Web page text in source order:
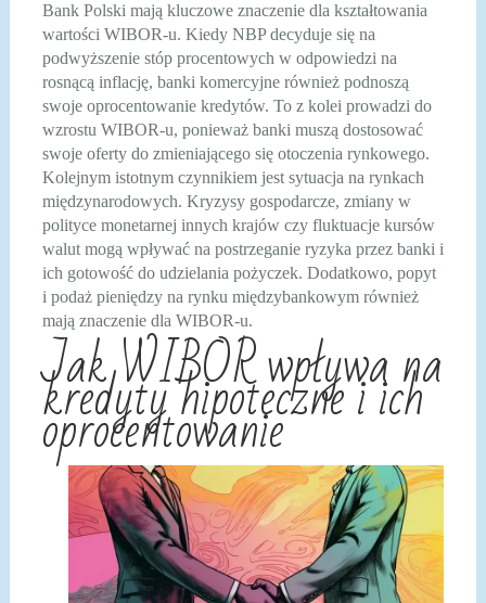
Bank Polski mają kluczowe znaczenie dla kształtowania
wartości WIBOR-u. Kiedy NBP decyduje się na
podwyższenie stóp procentowych w odpowiedzi na
rosnącą inflację, banki komercyjne również podnoszą
swoje oprocentowanie kredytów. To z kolei prowadzi do
wzrostu WIBOR-u, ponieważ banki muszą dostosować
swoje oferty do zmieniającego się otoczenia rynkowego.
Kolejnym istotnym czynnikiem jest sytuacja na rynkach
międzynarodowych. Kryzysy gospodarcze, zmiany w
polityce monetarnej innych krajów czy fluktuacje kursów
walut mogą wpływać na postrzeganie ryzyka przez banki i
ich gotowość do udzielania pożyczek. Dodatkowo, popyt
i podaż pieniędzy na rynku międzybankowym również
mają znaczenie dla WIBOR-u.
Jak WIBOR wpływa na
kredyty hipoteczne i ich
oprocentowanie